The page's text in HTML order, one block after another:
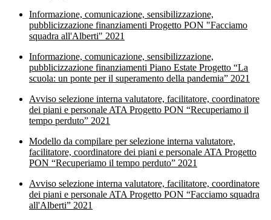
Informazione, comunicazione, sensibilizzazione,
pubblicizzazione finanziamenti Progetto PON "Facciamo
squadra all'Alberti" 2021
Informazione, comunicazione, sensibilizzazione,
pubblicizzazione finanziamenti Piano Estate Progetto “La
scuola: un ponte per il superamento della pandemia” 2021
Avviso selezione interna valutatore, facilitatore, coordinatore
dei piani e personale ATA Progetto PON “Recuperiamo il
tempo perduto” 2021
Modello da compilare per selezione interna valutatore,
facilitatore, coordinatore dei piani e personale ATA Progetto
PON “Recuperiamo il tempo perduto” 2021
Avviso selezione interna valutatore, facilitatore, coordinatore
dei piani e personale ATA Progetto PON “Facciamo squadra
all'Alberti” 2021